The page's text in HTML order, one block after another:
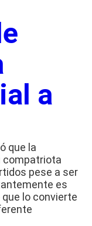
a
que la
compatriota
pese a ser
es
lo convierte